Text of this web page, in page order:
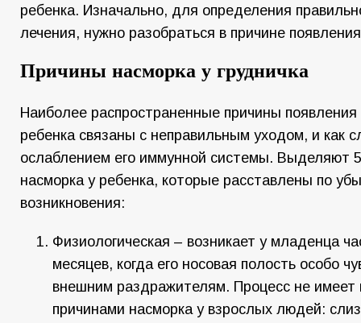
ребенка. Изначально, для определения
лечения, нужно разобраться в причине
Причины насморка у грудничка
Наиболее распространенные причины появления
ребенка связаны с неправильным уходом, и как
ослаблением его иммунной системы. Выделяют
насморка у ребенка, которые расставлены по
возникновения:
Физиологическая – возникает у младенца
месяцев, когда его носовая полость особо
внешним раздражителям. Процесс не имеет
причинами насморка у взрослых людей: